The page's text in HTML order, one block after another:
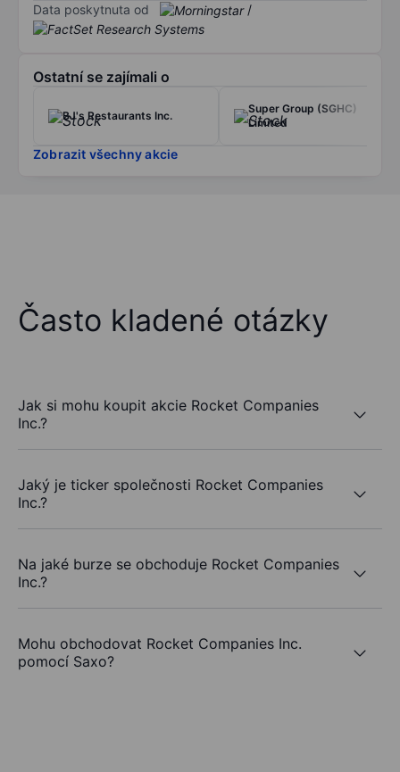
Data poskytnuta od /
Ostatní se zajímali o
BJ's Restaurants Inc.
Super Group (SGHC)
Limited
Zobrazit všechny akcie
Často kladené otázky
Jak si mohu koupit akcie Rocket Companies
Inc.?
Jaký je ticker společnosti Rocket Companies
Inc.?
Na jaké burze se obchoduje Rocket Companies
Inc.?
Mohu obchodovat Rocket Companies Inc.
pomocí Saxo?